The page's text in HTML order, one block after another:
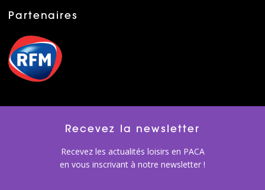
Partenaires
Recevez la newsletter
Recevez les actualités loisirs en PACA
en vous inscrivant à notre newsletter !